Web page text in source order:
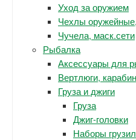
Уход за оружием
Чехлы
Чучела, маск.сети
Рыбалка
Аксессуары для
Вертлюги,
Груза и джиги
Груза
Джиг-головки
Наборы грузил